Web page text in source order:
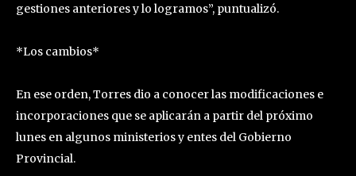
gestiones anteriores y lo logramos”, puntualizó.
*Los cambios*
En ese orden, Torres dio a conocer las modificaciones e
incorporaciones que se aplicarán a partir del próximo
lunes en algunos ministerios y entes del Gobierno
Provincial.